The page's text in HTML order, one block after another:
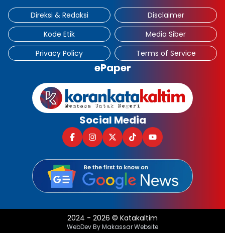
Direksi & Redaksi
Disclaimer
Kode Etik
Media Siber
Privacy Policy
Terms of Service
ePaper
Social Media
2024 - 2026 © Katakaltim
WebDev By Makassar Website